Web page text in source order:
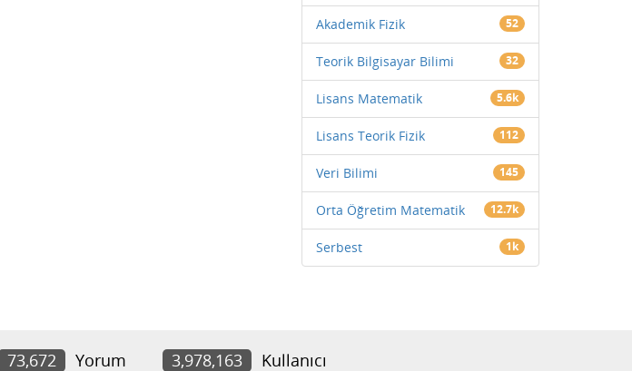
Akademik Fizik 52
Teorik Bilgisayar Bilimi 32
Lisans Matematik 5.6k
Lisans Teorik Fizik 112
Veri Bilimi 145
Orta Öğretim Matematik 12.7k
Serbest 1k
73,672 Yorum 3,978,163 Kullanıcı